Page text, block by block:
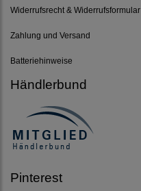
Widerrufsrecht & Widerrufsformular
Zahlung und Versand
Batteriehinweise
Händlerbund
Pinterest